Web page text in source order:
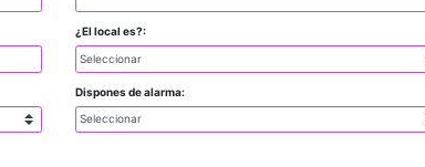
¿El local es?:
Dispones de alarma: